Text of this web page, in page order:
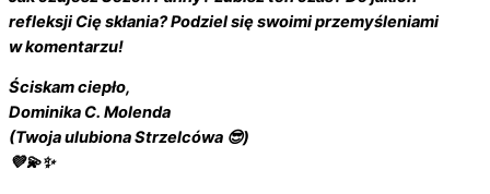
refleksji Cię skłania? Podziel się swoimi przemyśleniami
w komentarzu!
Ściskam ciepło,
Dominika C. Molenda
(Twoja ulubiona Strzelcówa 😎)
💜💫✨